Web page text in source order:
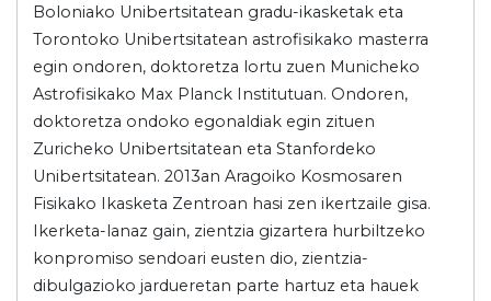
Boloniako Unibertsitatean gradu-ikasketak eta
Torontoko Unibertsitatean astrofisikako masterra
egin ondoren, doktoretza lortu zuen Municheko
Astrofisikako Max Planck Institutuan. Ondoren,
doktoretza ondoko egonaldiak egin zituen
Zuricheko Unibertsitatean eta Stanfordeko
Unibertsitatean. 2013an Aragoiko Kosmosaren
Fisikako Ikasketa Zentroan hasi zen ikertzaile gisa.
Ikerketa-lanaz gain, zientzia gizartera hurbiltzeko
konpromiso sendoari eusten dio, zientzia-
dibulgazioko jardueretan parte hartuz eta hauek